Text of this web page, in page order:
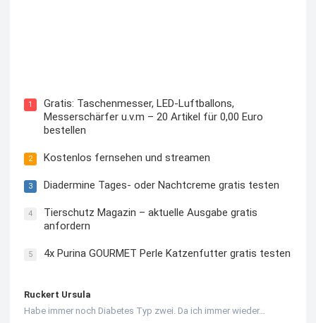
1
Gratis: Taschenmesser, LED-Luftballons,
Messerschärfer u.v.m – 20 Artikel für 0,00 Euro
bestellen
2 Kostenlos fernsehen und streamen
3 Diadermine Tages- oder Nachtcreme gratis testen
4
Tierschutz Magazin – aktuelle Ausgabe gratis
anfordern
5 4x Purina GOURMET Perle Katzenfutter gratis testen
Ruckert Ursula
Habe immer noch Diabetes Typ zwei. Da ich immer wieder…